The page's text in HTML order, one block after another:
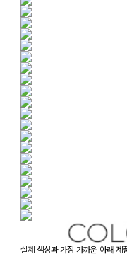
실제 색상과 가장 가까운 아래 제